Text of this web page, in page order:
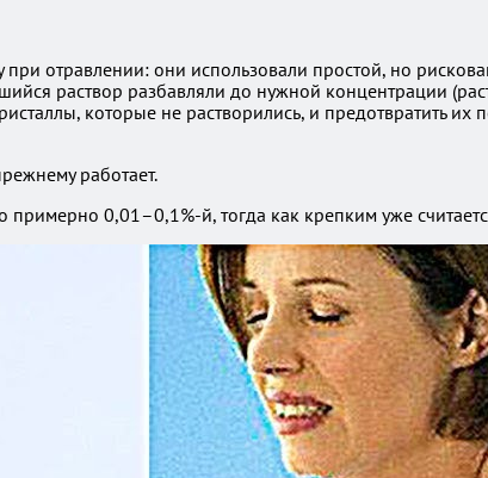
отравлении: они использовали простой, но
раствор разбавляли до нужной концентрации
которые не растворились, и предотвратить
работает.
примерно 0,01–0,1%-й, тогда как крепким уже